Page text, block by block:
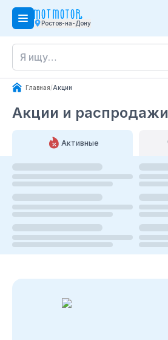
Ростов-на-Дону
Главная/Акции
Акции и распродажи
Активные